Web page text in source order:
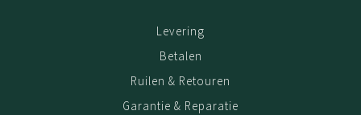
Levering
Betalen
Ruilen & Retouren
Garantie & Reparatie